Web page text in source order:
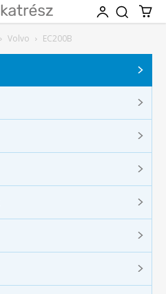
Volvo EC200B